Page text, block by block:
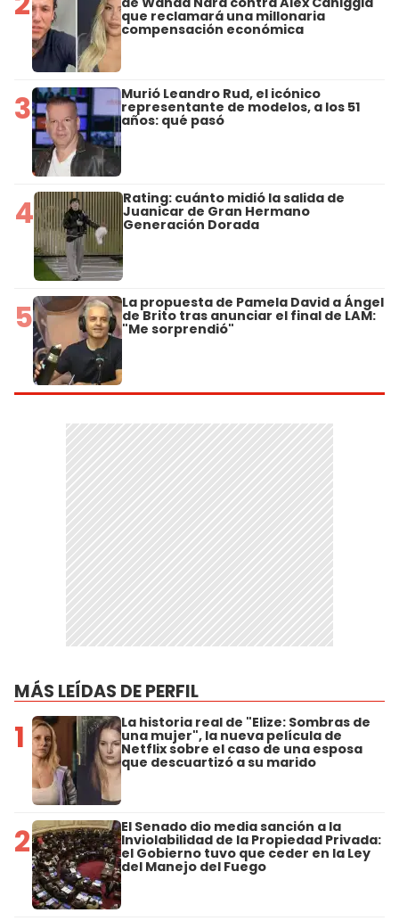
que reclamará una millonaria
compensación económica
3 Murió Leandro Rud, el icónico
representante de modelos, a los 51
años: qué pasó
4 Rating: cuánto midió la salida de
Juanicar de Gran Hermano
Generación Dorada
5 La propuesta de Pamela David a Ángel
de Brito tras anunciar el final de LAM:
"Me sorprendió"
MÁS LEÍDAS DE PERFIL
1 La historia real de "Elize: Sombras de
una mujer", la nueva película de
Netflix sobre el caso de una esposa
que descuartizó a su marido
2 El Senado dio media sanción a la
Inviolabilidad de la Propiedad Privada:
el Gobierno tuvo que ceder en la Ley
del Manejo del Fuego